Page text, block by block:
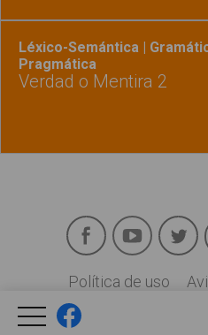
Léxico-Semántica |
Pragmática
Verdad o Mentira 2
Social
Facebook
Legal
Política de uso